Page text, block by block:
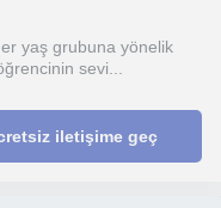
yaş grubuna yönelik
sevi...
iletişime geç